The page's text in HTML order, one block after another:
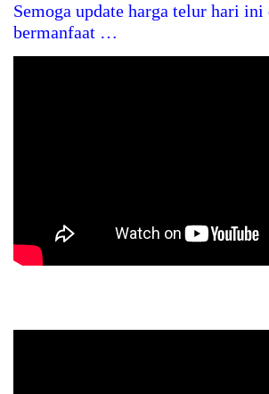
Semoga update harga telur hari ini
bermanfaat …